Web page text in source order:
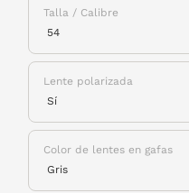
Talla / Calibre
Lente polarizada
Color de lentes en gafas